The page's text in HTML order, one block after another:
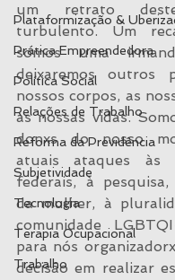
Plataformização &
Prática Empreendedora
Política Social
Relações de Trabalho
Reforma da Previdência
Subjetividade
Tecnologia
Terapia Ocupacional
Trabalho
um retrato
turbulento. Um
somos uma
deixaremos outros
nossos corpos, as
as nossas vidas.
donxs do nosso
atuais ataques às
federais, à
da mulher, à
comunidade
para nós
decisão em realizar